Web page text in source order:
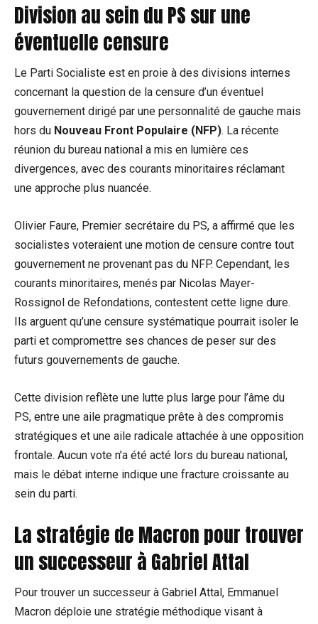
Division au sein du PS sur une
éventuelle censure
Le Parti Socialiste est en proie à des divisions internes
concernant la question de la censure d’un éventuel
gouvernement dirigé par une personnalité de gauche mais
hors du Nouveau Front Populaire (NFP). La récente
réunion du bureau national a mis en lumière ces
divergences, avec des courants minoritaires réclamant
une approche plus nuancée.
Olivier Faure, Premier secrétaire du PS, a affirmé que les
socialistes voteraient une motion de censure contre tout
gouvernement ne provenant pas du NFP. Cependant, les
courants minoritaires, menés par Nicolas Mayer-
Rossignol de Refondations, contestent cette ligne dure.
Ils arguent qu’une censure systématique pourrait isoler le
parti et compromettre ses chances de peser sur des
futurs gouvernements de gauche.
Cette division reflète une lutte plus large pour l’âme du
PS, entre une aile pragmatique prête à des compromis
stratégiques et une aile radicale attachée à une opposition
frontale. Aucun vote n’a été acté lors du bureau national,
mais le débat interne indique une fracture croissante au
sein du parti.
La stratégie de Macron pour trouver
un successeur à Gabriel Attal
Pour trouver un successeur à Gabriel Attal, Emmanuel
Macron déploie une stratégie méthodique visant à